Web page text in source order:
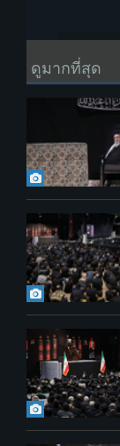
ดูมากที่สุด